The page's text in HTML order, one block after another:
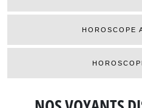
HOROSCOPE